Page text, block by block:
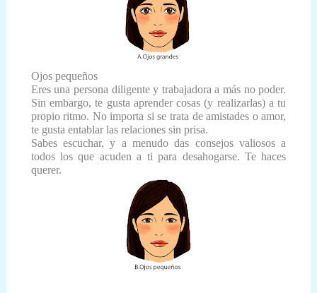
Ojos pequeños
Eres una persona diligente y trabajadora a más no poder.
Sin embargo, te gusta aprender cosas (y realizarlas) a tu
propio ritmo. No importa si se trata de amistades o amor,
te gusta entablar las relaciones sin prisa.
Sabes escuchar, y a menudo das consejos valiosos a
todos los que acuden a ti para desahogarse. Te haces
querer.